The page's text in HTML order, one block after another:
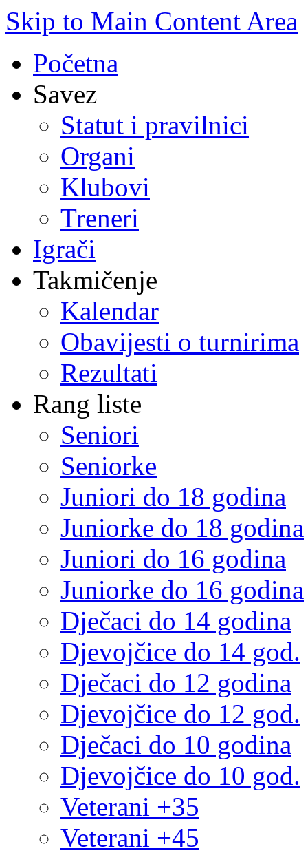
Skip to Main Content Area
Početna
Savez
Statut i pravilnici
Organi
Klubovi
Treneri
Igrači
Takmičenje
Kalendar
Obavijesti o turnirima
Rezultati
Rang liste
Seniori
Seniorke
Juniori do 18 godina
Juniorke do 18 godina
Juniori do 16 godina
Juniorke do 16 godina
Dječaci do 14 godina
Djevojčice do 14 god.
Dječaci do 12 godina
Djevojčice do 12 god.
Dječaci do 10 godina
Djevojčice do 10 god.
Veterani +35
Veterani +45